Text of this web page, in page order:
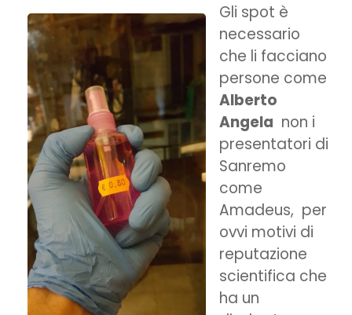
Gli spot è
necessario
che li facciano
persone come
Alberto
Angela non i
presentatori di
Sanremo
come
Amadeus, per
ovvi motivi di
reputazione
scientifica che
ha un